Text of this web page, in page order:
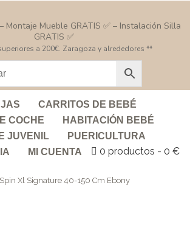
Montaje Mueble GRATIS ✅ – Instalación Silla
GRATIS ✅
a 200€. Zaragoza y alrededores **
CARRITOS DE BEBÉ
COCHE
HABITACIÓN BEBÉ
JUVENIL
PUERICULTURA
MI CUENTA 0 productos 0 €
Xl Signature 40-150 Cm Ebony